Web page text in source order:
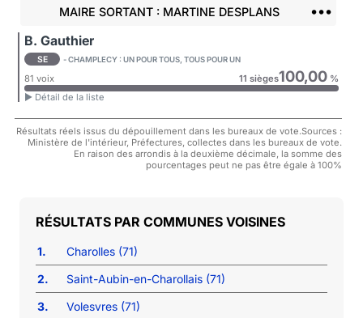
MAIRE SORTANT : MARTINE DESPLANS •••
B. Gauthier
SE - CHAMPLECY : UN POUR TOUS, TOUS POUR UN
81 voix 11 sièges100,00%
► Détail de la liste
Résultats réels issus du dépouillement dans les bureaux de vote.Sources :
Ministère de l'intérieur, Préfectures, collectes dans les bureaux de vote.
En raison des arrondis à la deuxième décimale, la somme des
pourcentages peut ne pas être égale à 100%
COMMUNES VOISINES
1.
Charolles (71)
2.
Saint-Aubin-en-Charollais (71)
3.
Volesvres (71)